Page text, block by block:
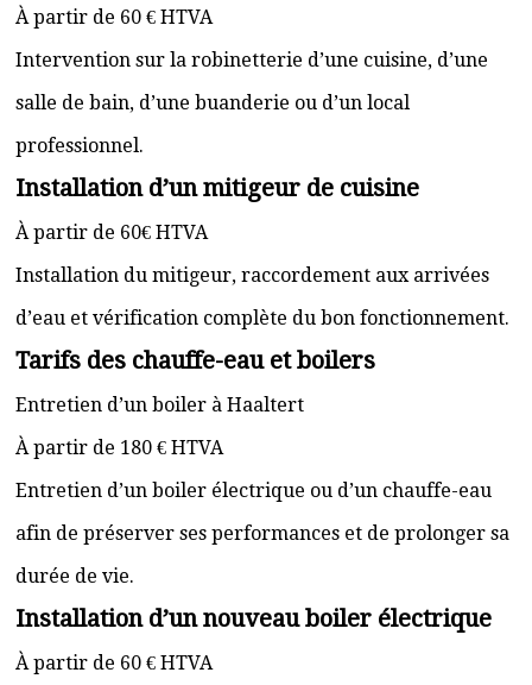
À partir de 60 € HTVA
Intervention sur la robinetterie d’une cuisine, d’une
salle de bain, d’une buanderie ou d’un local
professionnel.
Installation d’un mitigeur de cuisine
À partir de 60€ HTVA
Installation du mitigeur, raccordement aux arrivées
d’eau et vérification complète du bon fonctionnement.
Tarifs des chauffe-eau et boilers
Entretien d’un boiler à Haaltert
À partir de 180 € HTVA
Entretien d’un boiler électrique ou d’un chauffe-eau
afin de préserver ses performances et de prolonger sa
durée de vie.
Installation d’un nouveau boiler électrique
À partir de 60 € HTVA